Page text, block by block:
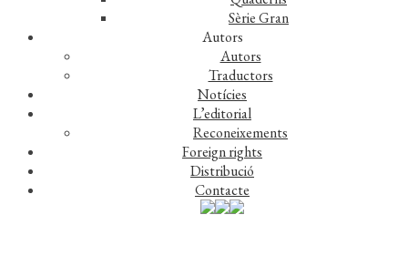
Sèrie Gran
Autors
Autors
Traductors
Notícies
L’editorial
Reconeixements
Foreign rights
Distribució
Contacte
COL·LECCIÓ: Obra Poètica de J.V. Foix
ISBN:
EDICIÓ:
ENQUADERNACIÓ:
Rústega cosida